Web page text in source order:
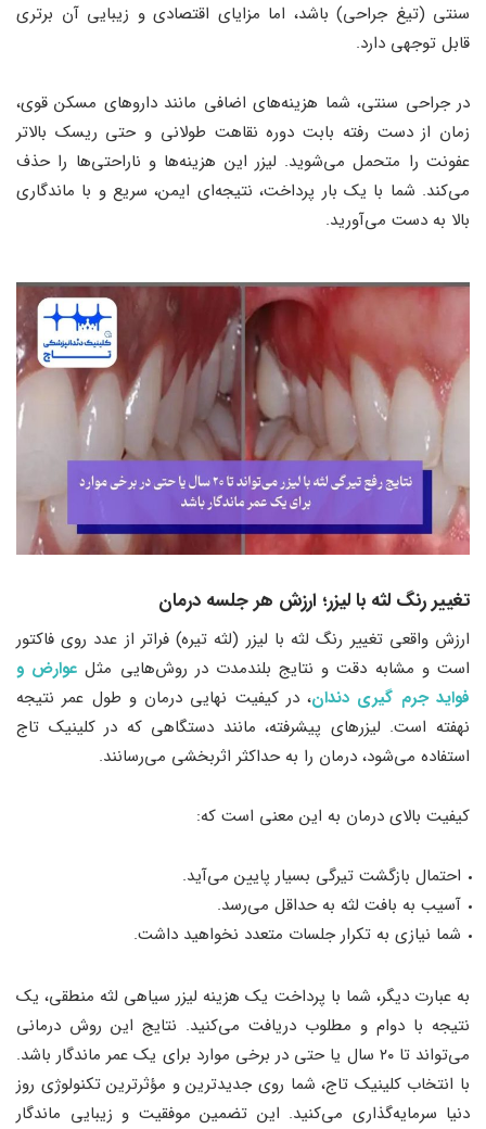
سنتی (تیغ جراحی) باشد، اما مزایای اقتصادی و زیبایی آن برتری
قابل توجهی دارد.
در جراحی سنتی، شما هزینه‌های اضافی مانند داروهای مسکن قوی،
زمان از دست رفته بابت دوره نقاهت طولانی و حتی ریسک بالاتر
عفونت را متحمل می‌شوید. لیزر این هزینه‌ها و ناراحتی‌ها را حذف
می‌کند. شما با یک بار پرداخت، نتیجه‌ای ایمن، سریع و با ماندگاری
بالا به دست می‌آورید.
تغییر رنگ لثه با لیزر؛ ارزش هر جلسه درمان
ارزش واقعی تغییر رنگ لثه با لیزر (لثه تیره) فراتر از عدد روی فاکتور
است و مشابه دقت و نتایج بلندمدت در روش‌هایی مثل عوارض و
فواید جرم گیری دندان، در کیفیت نهایی درمان و طول عمر نتیجه
نهفته است. لیزرهای پیشرفته، مانند دستگاهی که در کلینیک تاج
استفاده می‌شود، درمان را به حداکثر اثربخشی می‌رسانند.
کیفیت بالای درمان به این معنی است که:
احتمال بازگشت تیرگی بسیار پایین می‌آید.
آسیب به بافت لثه به حداقل می‌رسد.
شما نیازی به تکرار جلسات متعدد نخواهید داشت.
به عبارت دیگر، شما با پرداخت یک هزینه لیزر سیاهی لثه منطقی، یک
نتیجه با دوام و مطلوب دریافت می‌کنید. نتایج این روش درمانی
می‌تواند تا ۲۰ سال یا حتی در برخی موارد برای یک عمر ماندگار باشد.
با انتخاب کلینیک تاج، شما روی جدیدترین و مؤثرترین تکنولوژی روز
دنیا سرمایه‌گذاری می‌کنید. این تضمین موفقیت و زیبایی ماندگار